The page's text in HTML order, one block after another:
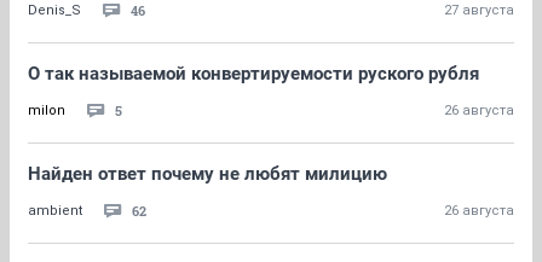
Denis_S 46 27 августа
О так называемой конвертируемости руского рубля
milon 5 26 августа
Найден ответ почему не любят милицию
ambient 62 26 августа